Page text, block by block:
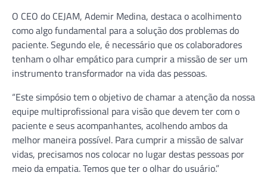
O CEO do CEJAM, Ademir Medina, destaca o acolhimento
como algo fundamental para a solução dos problemas do
paciente. Segundo ele, é necessário que os colaboradores
tenham o olhar empático para cumprir a missão de ser um
instrumento transformador na vida das pessoas.
“Este simpósio tem o objetivo de chamar a atenção da nossa
equipe multiprofissional para visão que devem ter com o
paciente e seus acompanhantes, acolhendo ambos da
melhor maneira possível. Para cumprir a missão de salvar
vidas, precisamos nos colocar no lugar destas pessoas por
meio da empatia. Temos que ter o olhar do usuário.”